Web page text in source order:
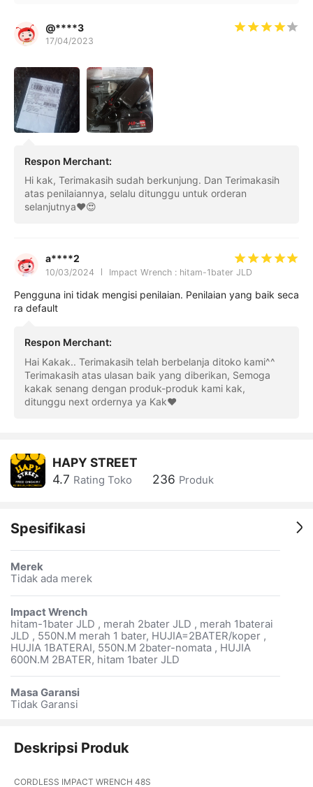
@****3
17/04/2023
Respon Merchant:
Hi kak, Terimakasih sudah berkunjung. Dan Terimakasih
atas penilaiannya, selalu ditunggu untuk orderan
selanjutnya❤️😍
a****2
10/03/2024 Impact Wrench : hitam-1bater JLD
Pengguna ini tidak mengisi penilaian. Penilaian yang baik seca
ra default
Respon Merchant:
Hai Kakak.. Terimakasih telah berbelanja ditoko kami^^
Terimakasih atas ulasan baik yang diberikan, Semoga
kakak senang dengan produk-produk kami kak,
ditunggu next ordernya ya Kak❤
HAPY STREET
4.7 Rating Toko 236 Produk
Spesifikasi
Merek
Tidak ada merek
Impact Wrench
hitam-1bater JLD , merah 2bater JLD , merah 1baterai
JLD , 550N.M merah 1 bater, HUJIA=2BATER/koper ,
HUJIA 1BATERAI, 550N.M 2bater-nomata , HUJIA
600N.M 2BATER, hitam 1bater JLD
Masa Garansi
Tidak Garansi
Deskripsi Produk
CORDLESS IMPACT WRENCH 48S